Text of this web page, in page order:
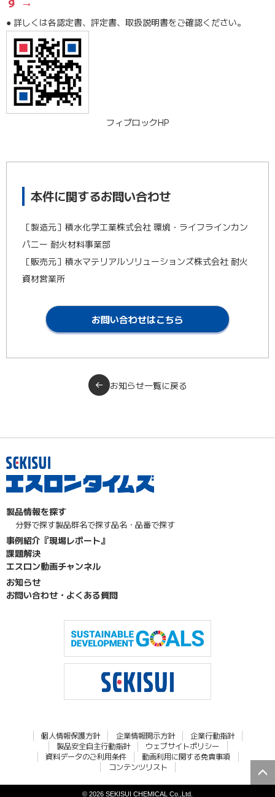
● 詳しくは各認定書、評定書、取扱説明書をご確認ください。
フィブロックHP
本件に関するお問い合わせ
［製造元］積水化学工業株式会社 環境・ライフラインカン
パニー 耐火材料事業部
［販売元］積水マテリアルソリューションズ株式会社 耐火
資材営業所
お問い合わせはこちら
お知らせ一覧に戻る
製品情報を探す
分野で探す製品群名で探す品名・品番で探す
事例紹介『現場レポート』
課題解決
エスロン動画チャンネル
お知らせ
お問い合わせ・よくある質問
個人情報保護方針 企業情報開示方針
企業行動指針
製品安全自主行動指針
ウェブサイトポリシー
資料データのご利用条件
動画利用に関する免責事項
コンテンツリスト
© 2026 SEKISUI CHEMICAL Co.,Ltd.